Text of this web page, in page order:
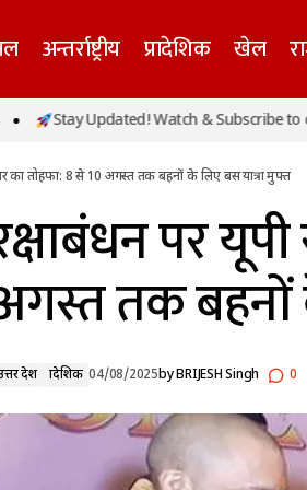
अन्तर्राष्ट्रीय प्रादेशिक खेल
चुनाव: सियासी
Updated! Watch & Subscribe to our
का तोहफा: 8 से 10 अगस्त तक बहनों के लिए बस यात्रा मुफ्त
पर
तक बहनों
प्रदेश प्रादेशिक 04/08/2025byBRIJESH Singh 0